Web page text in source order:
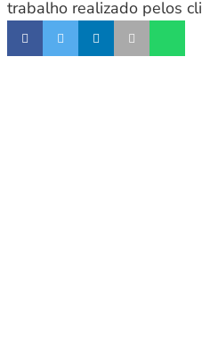
trabalho realizado pelos